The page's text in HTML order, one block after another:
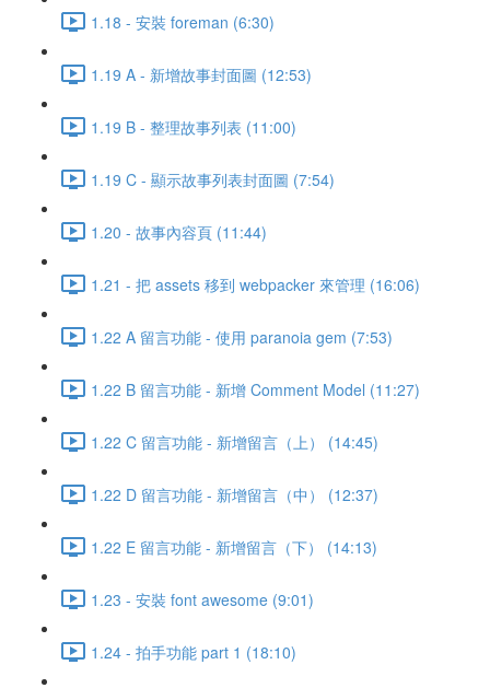
1.18 - 安裝 foreman (6:30)
1.19 A - 新增故事封面圖 (12:53)
1.19 B - 整理故事列表 (11:00)
1.19 C - 顯示故事列表封面圖 (7:54)
1.20 - 故事內容頁 (11:44)
1.21 - 把 assets 移到 webpacker 來管理 (16:06)
1.22 A 留言功能 - 使用 paranoia gem (7:53)
1.22 B 留言功能 - 新增 Comment Model (11:27)
1.22 C 留言功能 - 新增留言（上） (14:45)
1.22 D 留言功能 - 新增留言（中） (12:37)
1.22 E 留言功能 - 新增留言（下） (14:13)
1.23 - 安裝 font awesome (9:01)
1.24 - 拍手功能 part 1 (18:10)